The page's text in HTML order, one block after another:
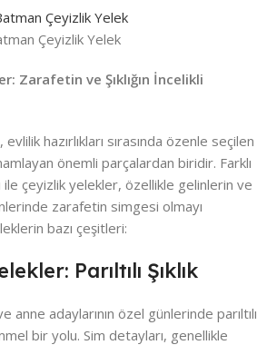
Çeyizlik Yelek
Zarafetin ve Şıklığın İncelikli
hazırlıkları sırasında özenle seçilen
önemli parçalardan biridir. Farklı
çeyizlik yelekler, özellikle gelinlerin ve
zarafetin simgesi olmayı
bazı çeşitleri:
Parıltılı Şıklık
anne adaylarının özel günlerinde parıltılı
bir yolu. Sim detayları, genellikle